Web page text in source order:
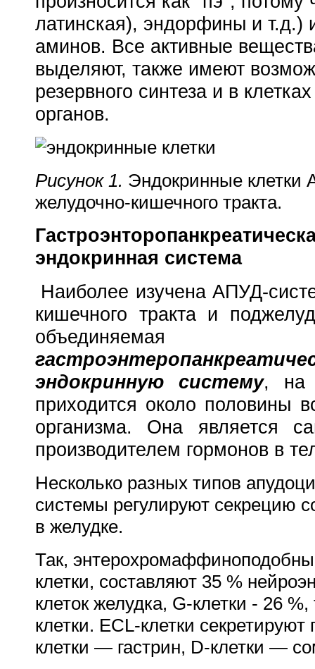
латинская), эндорфины и т.д.)
аминов. Все активные
выделяют, также имеют
резервного синтеза и в
органов.
endkletki.jpg
Рисунок 1. Эндокринные
желудочно-кишечного тракта.
эндокринная система
Наиболее изучена АПУД-
кишечного тракта и
эндокринную систему, на
приходится около половины
организма. Она является
производителем гормонов в
Несколько разных типов
системы регулируют секрецию
в желудке.
Так,
клетки, составляют 35 %
клеток желудка, G-клетки - 26
клетки. ECL-клетки секретируют
клетки — гастрин, D-клетки —